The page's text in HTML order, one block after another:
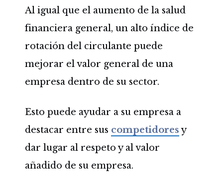
Al igual que el aumento de la salud
financiera general, un alto índice de
rotación del circulante puede
mejorar el valor general de una
empresa dentro de su sector.
Esto puede ayudar a su empresa a
destacar entre sus competidoresy
dar lugar al respeto y al valor
añadido de su empresa.